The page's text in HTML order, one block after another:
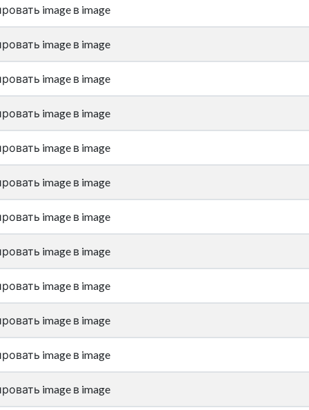
image в image
image в image
image в image
image в image
image в image
image в image
image в image
image в image
image в image
image в image
image в image
image в image